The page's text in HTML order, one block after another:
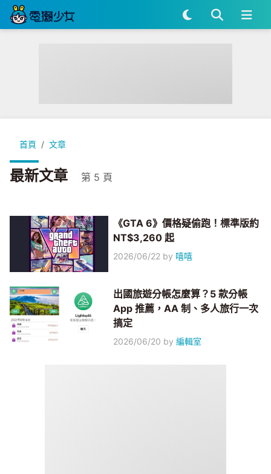
首頁 文章
最新文章 第 5 頁
《GTA 6》價格疑偷跑！標準版約
NT$3,260 起
2026/06/22 by 嘻嘻
出國旅遊分帳怎麼算？5 款分帳
App 推薦，AA 制、多人旅行一次
搞定
2026/06/20 by編輯室